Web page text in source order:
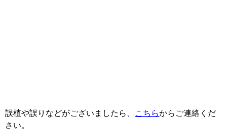
誤植や誤りなどがございましたら、 こちらからご連絡くだ
さい。